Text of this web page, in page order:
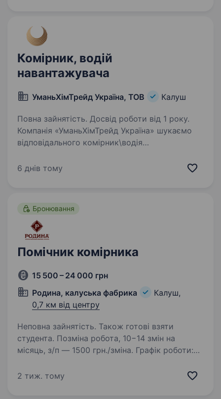
Комірник, водій
навантажувача
УманьХімТрейд Україна, ТОВ Калуш
Повна зайнятість. Досвід роботи від 1 року.
Компанія «УманьХімТрейд Україна» шукаємо
відповідального комірник\водія
важливо, щоб усе було на своїх місцях і
6 днів тому
Бронювання
Помічник комірника
15 500 – 24 000 грн
Родина, калуська фабрика
Калуш,
0,7 км від центру
Неповна зайнятість. Також готові взяти
студента. Позміна робота, 10−14 змін на
місяць, з/п — 1500 грн./зміна. Графік роботи:
будь ласка звертатись за тел. 0958629126
2 тиж. тому